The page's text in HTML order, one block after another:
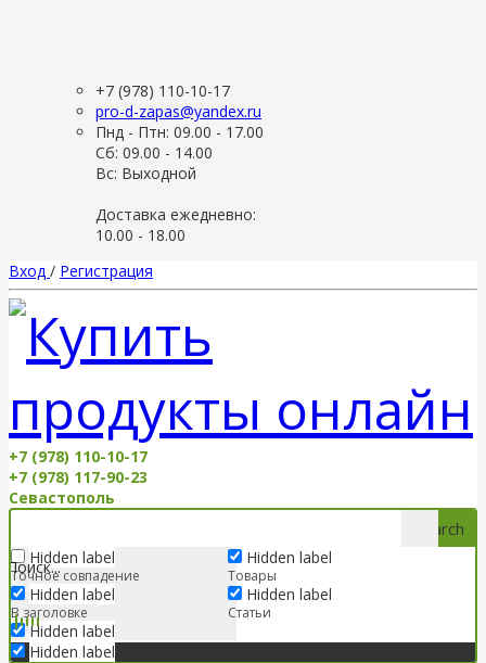
+7 (978) 110-10-17
pro-d-zapas@yandex.ru
Пнд - Птн: 09.00 - 17.00
Сб: 09.00 - 14.00
Вс: Выходной
Доставка ежедневно:
10.00 - 18.00
Вход / Регистрация
+7 (978) 110-10-17
+7 (978) 117-90-23
Севастополь
Search
Hidden label
Точное совпадение
Hidden label
В заголовке
Hidden label
Hidden label
Hidden label
Товары
Hidden label
Статьи